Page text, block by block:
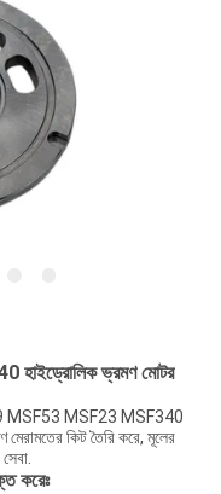
ভ্রমণ মোটর
MSF53 MSF23 MSF340
মেরামতের কিট তৈরি করে, মূলের
করেঃ